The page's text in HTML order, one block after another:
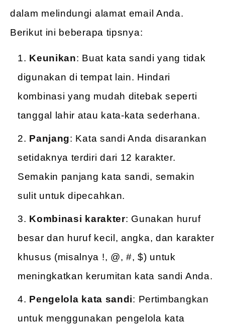
dalam melindungi alamat email Anda.
Berikut ini beberapa tipsnya:
Keunikan: Buat kata sandi yang tidak
digunakan di tempat lain. Hindari
kombinasi yang mudah ditebak seperti
tanggal lahir atau kata-kata sederhana.
Panjang: Kata sandi Anda disarankan
setidaknya terdiri dari 12 karakter.
Semakin panjang kata sandi, semakin
sulit untuk dipecahkan.
Kombinasi karakter: Gunakan huruf
besar dan huruf kecil, angka, dan karakter
khusus (misalnya !, @, #, $) untuk
meningkatkan kerumitan kata sandi Anda.
Pengelola kata sandi: Pertimbangkan
untuk menggunakan pengelola kata